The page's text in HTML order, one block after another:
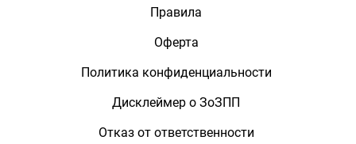
Правила
Оферта
Политика конфиденциальности
Дисклеймер о ЗоЗПП
Отказ от ответственности